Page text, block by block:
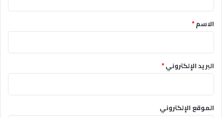
*الاسم*
البريد الإلكتروني*
الموقع الإلكتروني